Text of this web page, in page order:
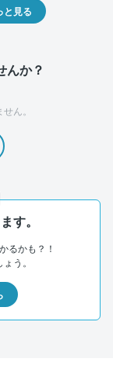
と見る
んか？
ん。
す。
るかも？！
う。